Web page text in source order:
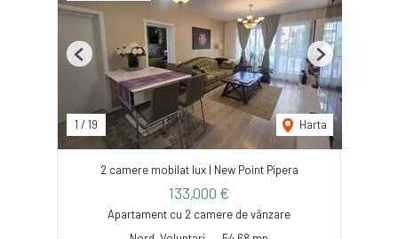
1 / 19 Harta
Previous Next
2 camere mobilat lux | New Point Pipera
133,000 €
Apartament cu 2 camere de vânzare